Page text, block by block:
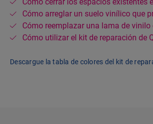
Cómo arreglar un suelo vinílico que
Cómo reemplazar una lama de
Cómo utilizar el kit de reparación de
Descargue la tabla de colores del kit de